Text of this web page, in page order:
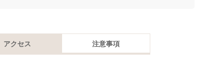
アクセス 注意事項